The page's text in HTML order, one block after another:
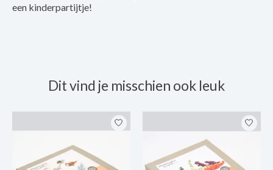
een kinderpartijtje!
Dit vind je misschien ook leuk
Items van productcarrousel